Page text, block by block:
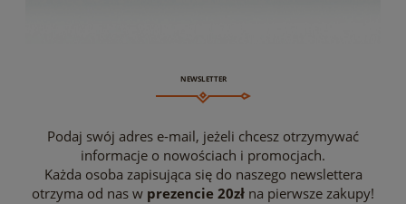
NEWSLETTER
Podaj swój adres e-mail, jeżeli chcesz otrzymywać
informacje o nowościach i promocjach.
Każda osoba zapisująca się do naszego newslettera
otrzyma od nas w prezencie 20zł na pierwsze zakupy!